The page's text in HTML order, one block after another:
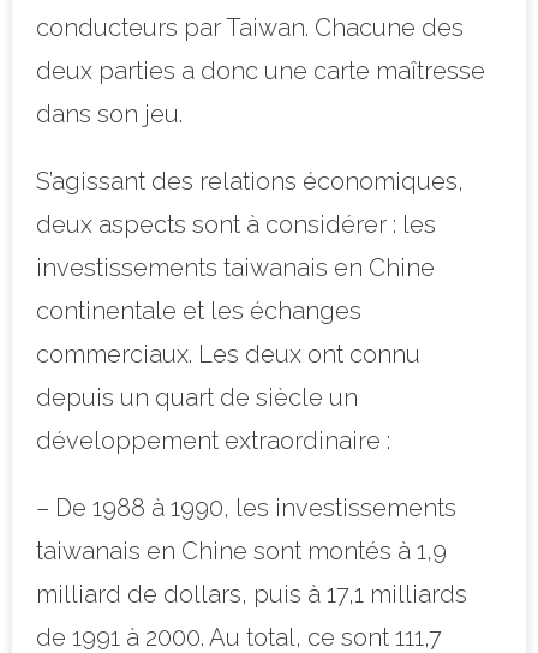
conducteurs par Taiwan. Chacune des
deux parties a donc une carte maîtresse
dans son jeu.
S’agissant des relations économiques,
deux aspects sont à considérer : les
investissements taiwanais en Chine
continentale et les échanges
commerciaux. Les deux ont connu
depuis un quart de siècle un
développement extraordinaire :
– De 1988 à 1990, les investissements
taiwanais en Chine sont montés à 1,9
milliard de dollars, puis à 17,1 milliards
de 1991 à 2000. Au total, ce sont 111,7